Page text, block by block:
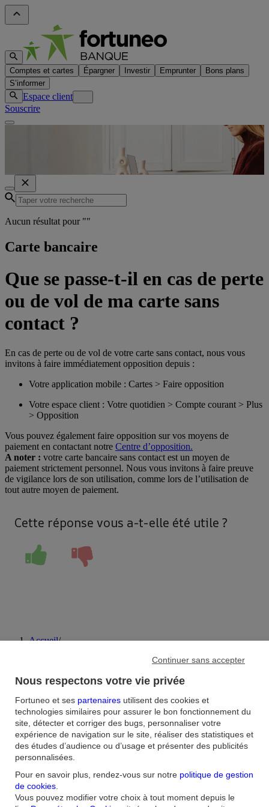
Comptes et cartes Épargner Investir Emprunter
Bons plans
S’informer
Espace client
Souscrire
Aucun résultat pour ""
Carte bancaire
Que se passe-t-il en cas de perte
ou de vol de ma carte sans
contact ?
En cas de perte ou de vol de votre carte sans contact, nous vous
invitons à faire immédiatement opposition depuis :
Votre application mobile : Cartes > Faire opposition
Votre espace client : Votre quotidien > Compte courant > Plus
> Opposition
Vous pouvez également faire opposition sur vos moyens de
paiement en contactant notre Centre d’opposition.
A noter : votre carte bancaire sans contact est un moyen de
paiement strictement personnel. Nous vous invitons à faire preuve
de vigilance lors de son utilisation, comme lors de l’utilisation de
tout autre moyen de paiement.
Cette réponse vous a-t-elle été utile ?
Accueil/
contact ?
Aide et contact
FAQNous contacter / RéclamationsFormulaires Accessibilité : non
conformeSécuritéPlan du site
Nous connaitre
Qui sommes-nous ?Banque la moins chère Nos récompensesNos
Nous respectons votre vie privée
Fortuneo et ses partenaires utilisent des cookies et
technologies similaires pour assurer le bon fonctionnement du
site, détecter et corriger des bugs, personnaliser votre
expérience de navigation sur le site, réaliser des statistiques et
des études d’audience ou d’usage et présenter des publicités
personnalisées.
Pour en savoir plus, rendez-vous sur notre politique de gestion
de cookies.
Vous pouvez modifier votre choix à tout moment depuis le
Continuer sans accepter